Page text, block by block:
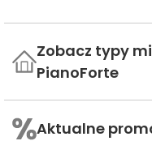
Zobacz typy
PianoForte
Aktualne